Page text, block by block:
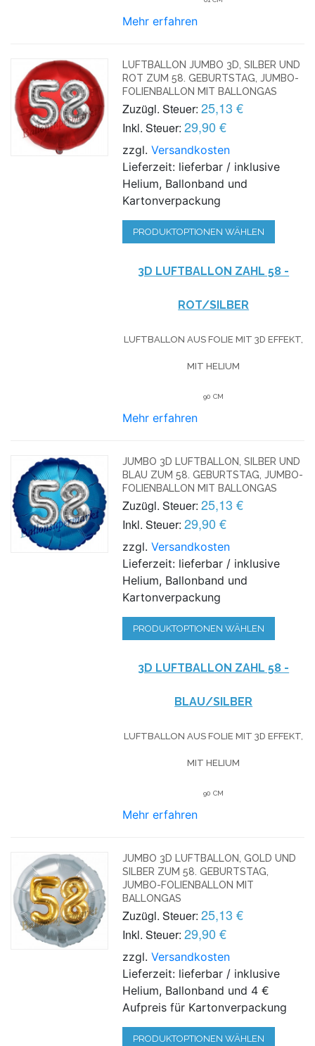
Mehr erfahren
LUFTBALLON JUMBO 3D, SILBER UND
ROT ZUM 58. GEBURTSTAG, JUMBO-
FOLIENBALLON MIT BALLONGAS
Zuzügl. Steuer: 25,13 €
Inkl. Steuer: 29,90 €
zzgl.Versandkosten
Lieferzeit: lieferbar / inklusive
Helium, Ballonband und
Kartonverpackung
PRODUKTOPTIONEN WÄHLEN
3D LUFTBALLON ZAHL 58 -
ROT/SILBER
LUFTBALLON AUS FOLIE MIT 3D EFFEKT,
MIT HELIUM
90 CM
Mehr erfahren
JUMBO 3D LUFTBALLON, SILBER UND
BLAU ZUM 58. GEBURTSTAG, JUMBO-
FOLIENBALLON MIT BALLONGAS
Zuzügl. Steuer: 25,13 €
Inkl. Steuer: 29,90 €
zzgl.Versandkosten
Lieferzeit: lieferbar / inklusive
Helium, Ballonband und
Kartonverpackung
PRODUKTOPTIONEN WÄHLEN
3D LUFTBALLON ZAHL 58 -
BLAU/SILBER
LUFTBALLON AUS FOLIE MIT 3D EFFEKT,
MIT HELIUM
90 CM
Mehr erfahren
JUMBO 3D LUFTBALLON, GOLD UND
SILBER ZUM 58. GEBURTSTAG,
JUMBO-FOLIENBALLON MIT
BALLONGAS
Zuzügl. Steuer: 25,13 €
Inkl. Steuer: 29,90 €
zzgl.Versandkosten
Lieferzeit: lieferbar / inklusive
Helium, Ballonband und 4 €
Aufpreis für Kartonverpackung
PRODUKTOPTIONEN WÄHLEN